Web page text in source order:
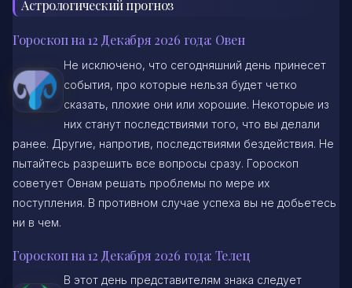
Астрологический прогноз
Гороскоп на 12 Декабря 2026 года: Овен
Не исключено, что сегодняшний день принесет
события, про которые нельзя будет четко
сказать, плохие они или хорошие. Некоторые из
них станут последствиями того, что вы делали
ранее. Другие, напротив, последствиями бездействия. Не
пытайтесь разрешить все вопросы сразу. Гороскоп
советует Овнам решать проблемы по мере их
поступления. В противном случае успеха вы не добьетесь
ни в чем.
Гороскоп на 12 Декабря 2026 года: Телец
В этот день представителям знака следует